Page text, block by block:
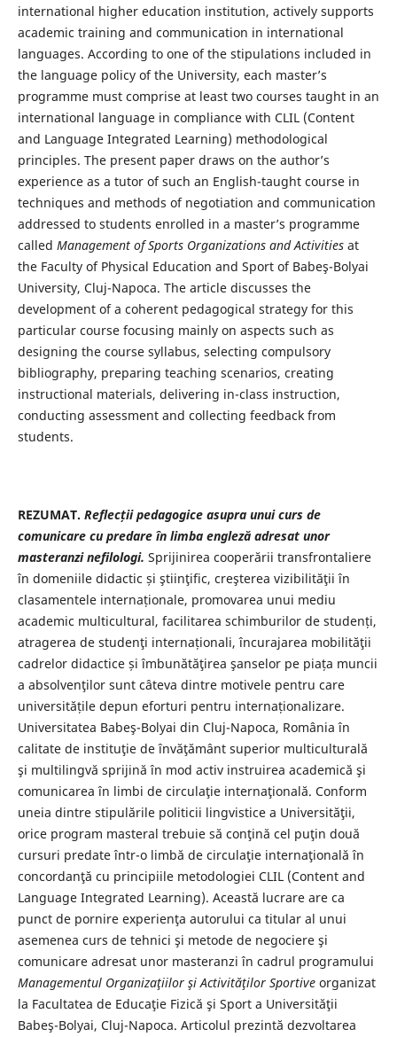
international higher education institution, actively supports
academic training and communication in international
languages. According to one of the stipulations included in
the language policy of the University, each master’s
programme must comprise at least two courses taught in an
international language in compliance with CLIL (Content
and Language Integrated Learning) methodological
principles. The present paper draws on the author’s
experience as a tutor of such an English-taught course in
techniques and methods of negotiation and communication
addressed to students enrolled in a master’s programme
called Management of Sports Organizations and Activitiesat
the Faculty of Physical Education and Sport of Babeş-Bolyai
University, Cluj-Napoca. The article discusses the
development of a coherent pedagogical strategy for this
particular course focusing mainly on aspects such as
designing the course syllabus, selecting compulsory
bibliography, preparing teaching scenarios, creating
instructional materials, delivering in-class instruction,
conducting assessment and collecting feedback from
students.
REZUMAT. Reflecții pedagogice asupra unui curs de
comunicare cu predareîn limba engleză adresat unor
masteranzi nefilologi. Sprijinirea cooperării transfrontaliere
în domeniile didactic și ştiinţific, creşterea vizibilităţii în
clasamentele internaționale, promovarea unui mediu
academic multicultural, facilitarea schimburilor de studenți,
atragerea de studenţi internaționali, încurajarea mobilităţii
cadrelor didactice și îmbunătăţirea şanselor pe piața muncii
a absolvenţilor sunt câteva dintre motivele pentru care
universitățile depun eforturi pentru internaționalizare.
Universitatea Babeş-Bolyai din Cluj-Napoca, România în
calitate de instituţie de învăţământ superior multiculturală
şi multilingvă sprijină în mod activ instruirea academică şi
comunicarea în limbi de circulaţie internaţională. Conform
uneia dintre stipulările politicii lingvistice a Universităţii,
orice program masteral trebuie să conţină cel puţin două
cursuri predate într-o limbă de circulaţie internaţională în
concordanţă cu principiile metodologiei CLIL (Content and
Language Integrated Learning). Această lucrare are ca
punct de pornire experienţa autorului ca titular al unui
asemenea curs de tehnici şi metode de negociere şi
comunicare adresat unor masteranzi în cadrul programului
Managementul Organizaţiilor şi Activităţilor Sportiveorganizat
la Facultatea de Educaţie Fizică şi Sport a Universităţii
Babeş-Bolyai, Cluj-Napoca. Articolul prezintă dezvoltarea